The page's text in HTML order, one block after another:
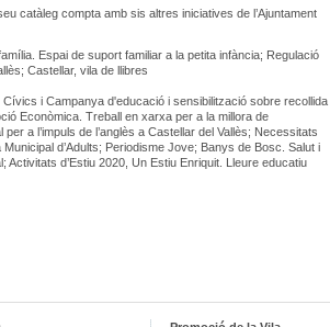
catàleg compta amb sis altres iniciatives de l’Ajuntament
Espai de suport familiar a la petita infància; Regulació
Castellar, vila de llibres
i Campanya d'educació i sensibilització sobre recollida
Econòmica. Treball en xarxa per a la millora de
a l’impuls de l’anglès a Castellar del Vallès; Necessitats
d’Adults; Periodisme Jove; Banys de Bosc. Salut i
d’Estiu 2020, Un Estiu Enriquit. Lleure educatiu